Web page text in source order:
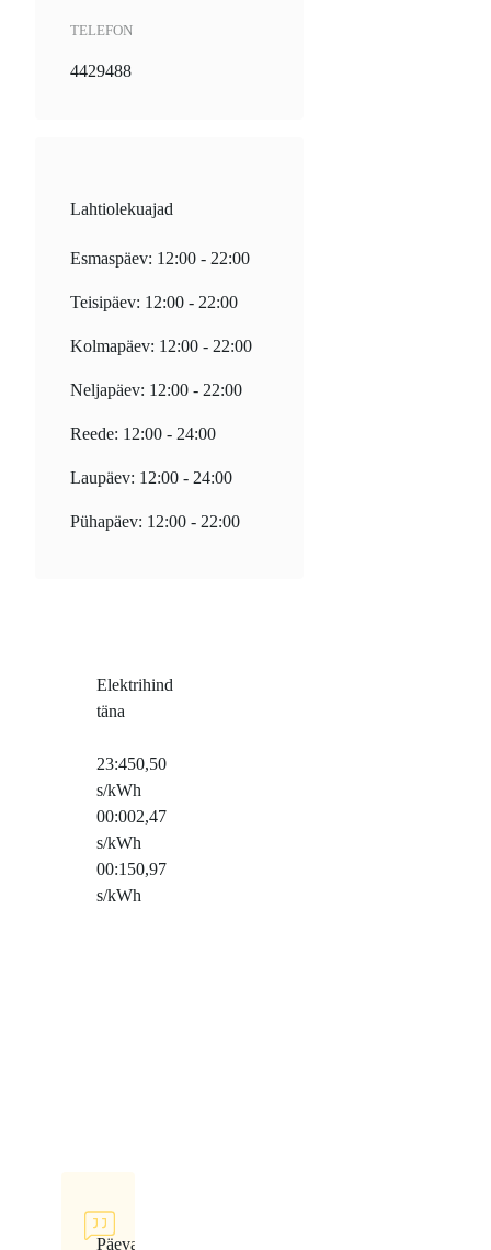
TELEFON
4429488
Lahtiolekuajad
Esmaspäev: 12:00 - 22:00
Teisipäev: 12:00 - 22:00
Kolmapäev: 12:00 - 22:00
Neljapäev: 12:00 - 22:00
Reede: 12:00 - 24:00
Laupäev: 12:00 - 24:00
Pühapäev: 12:00 - 22:00
Elektrihind
täna
23:450,50
s/kWh
00:002,47
s/kWh
00:150,97
s/kWh
Päeva